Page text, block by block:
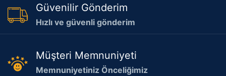
Güvenilir Gönderim
Hızlı ve güvenli gönderim
Müşteri Memnuniyeti
Memnuniyetiniz Önceliğimiz